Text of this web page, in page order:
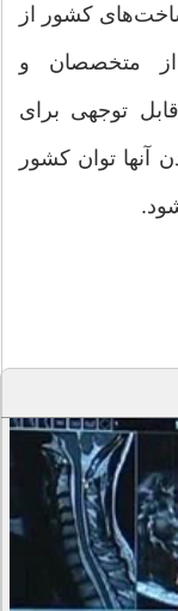
کشور از
متخصصان و
توجهی برای
آنها توان کشور